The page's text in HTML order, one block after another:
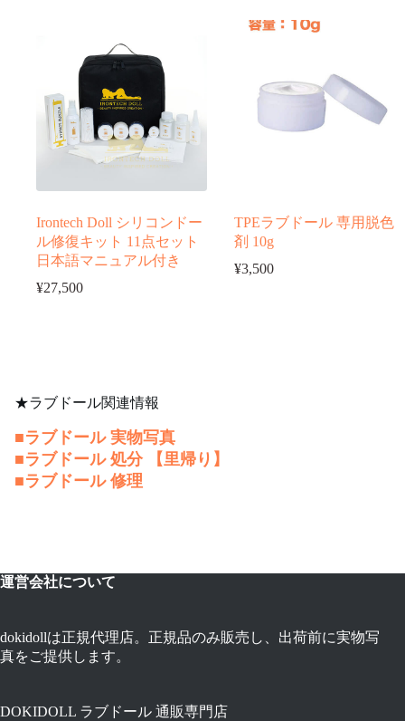
Irontech Doll シリコンドー
ル修復キット 11点セット
日本語マニュアル付き
¥27,500
TPEラブドール 専用脱色
剤 10g
¥3,500
★ラブドール関連情報
■ラブドール 実物写真
■ラブドール 処分 【里帰り】
■ラブドール 修理
運営会社について
dokidollは正規代理店。正規品のみ販売し、出荷前に実物写
真をご提供します。
DOKIDOLL ラブドール 通販専門店